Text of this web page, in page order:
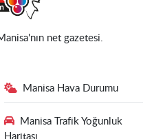
net gazetesi.
Manisa Hava Durumu
Manisa Trafik Yoğunluk
Haritası